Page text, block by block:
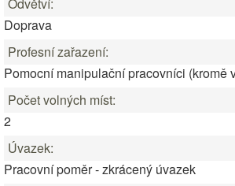
Doprava
Profesní zařazení:
Pomocní manipulační pracovníci (kromě
Počet volných míst:
2
Úvazek:
Pracovní poměr - zkrácený úvazek